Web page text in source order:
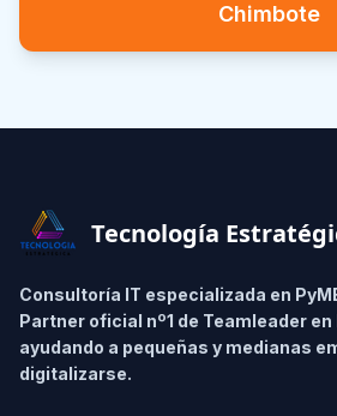
Chimbote
Tecnología
Consultoría IT especializada en
Partner oficial nº1 de Teamleader en
ayudando a pequeñas y medianas
digitalizarse.